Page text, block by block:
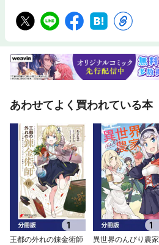
あわせてよく買われている本
王都の外れの錬金術師
異世界のんびり農家